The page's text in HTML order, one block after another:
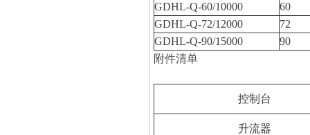
GDHL-Q-60/10000
60
GDHL-Q-72/12000
72
GDHL-Q-90/15000
90
附件清单
控制台
升流器